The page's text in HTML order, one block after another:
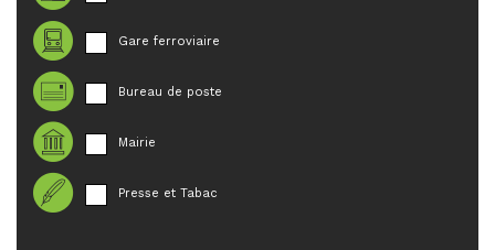
Gare ferroviaire
Bureau de poste
Mairie
Presse et Tabac